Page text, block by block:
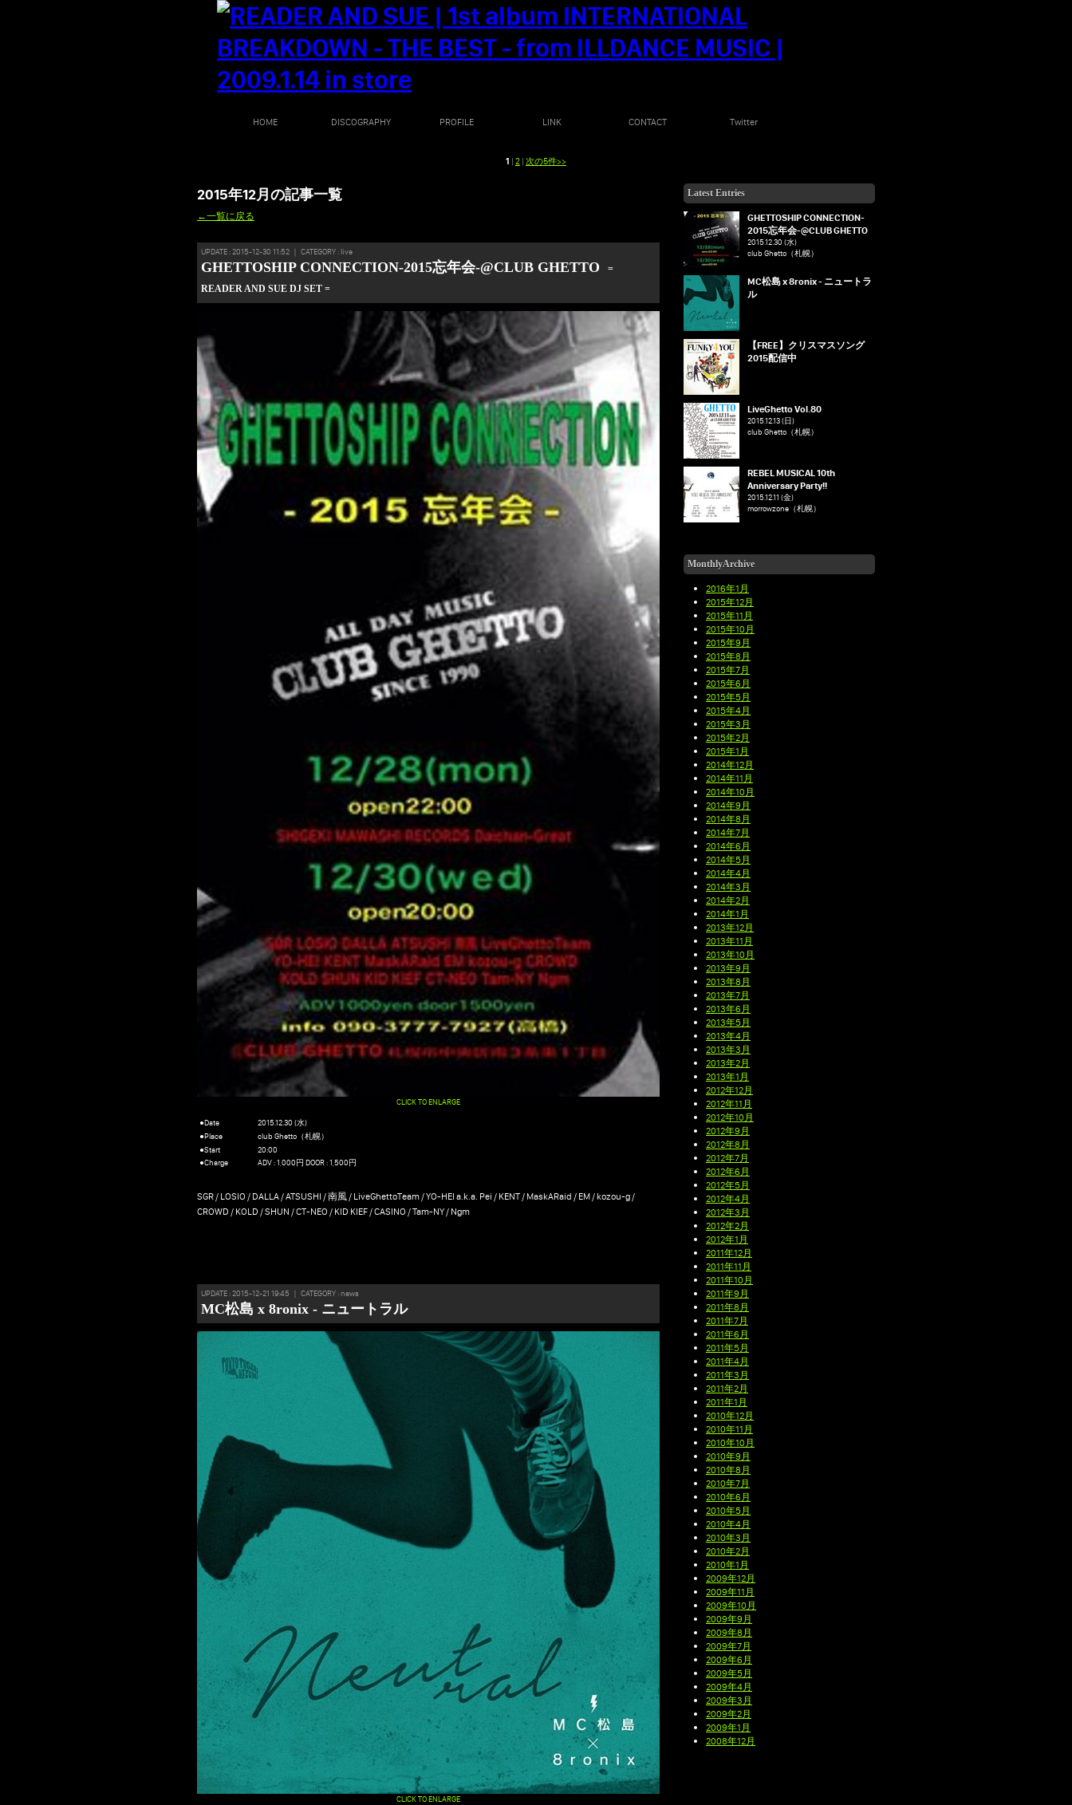
HOME DISCOGRAPHY PROFILE LINK CONTACT Twitter
1 | 2 | 次の5件>>
2015年12月の記事一覧
←一覧に戻る
UPDATE : 2015-12-30 11:52 ｜ CATEGORY : live
GHETTOSHIP CONNECTION-2015忘年会-@CLUB GHETTO
=
READER AND SUE DJ SET =
CLICK TO ENLARGE
●Date
2015.12.30 (水)
●Place
club Ghetto（札幌）
●Start
20:00
●Charge
ADV : 1,000円 DOOR : 1,500円
SGR / LOSIO / DALLA / ATSUSHI / 南風 / LiveGhettoTeam / YO-HEI a.k.a. Pei / KENT / MaskARaid / EM / kozou-g /
CROWD / KOLD / SHUN / CT-NEO / KID KIEF / CASINO / Tam-NY / Ngm
UPDATE : 2015-12-21 19:45 ｜ CATEGORY : news
MC松島 x 8ronix - ニュートラル
CLICK TO ENLARGE
Latest Entries
GHETTOSHIP CONNECTION-
2015忘年会-@CLUB GHETTO
2015.12.30 (水)
club Ghetto（札幌）
MC松島 x 8ronix - ニュートラ
ル
【FREE】クリスマスソング
2015配信中
LiveGhetto Vol.80
2015.12.13 (日)
club Ghetto（札幌）
REBEL MUSICAL 10th
Anniversary Party!!
2015.12.11 (金)
morrowzone（札幌）
MonthlyArchive
2016年1月
2015年12月
2015年11月
2015年10月
2015年9月
2015年8月
2015年7月
2015年6月
2015年5月
2015年4月
2015年3月
2015年2月
2015年1月
2014年12月
2014年11月
2014年10月
2014年9月
2014年8月
2014年7月
2014年6月
2014年5月
2014年4月
2014年3月
2014年2月
2014年1月
2013年12月
2013年11月
2013年10月
2013年9月
2013年8月
2013年7月
2013年6月
2013年5月
2013年4月
2013年3月
2013年2月
2013年1月
2012年12月
2012年11月
2012年10月
2012年9月
2012年8月
2012年7月
2012年6月
2012年5月
2012年4月
2012年3月
2012年2月
2012年1月
2011年12月
2011年11月
2011年10月
2011年9月
2011年8月
2011年7月
2011年6月
2011年5月
2011年4月
2011年3月
2011年2月
2011年1月
2010年12月
2010年11月
2010年10月
2010年9月
2010年8月
2010年7月
2010年6月
2010年5月
2010年4月
2010年3月
2010年2月
2010年1月
2009年12月
2009年11月
2009年10月
2009年9月
2009年8月
2009年7月
2009年6月
2009年5月
2009年4月
2009年3月
2009年2月
2009年1月
2008年12月